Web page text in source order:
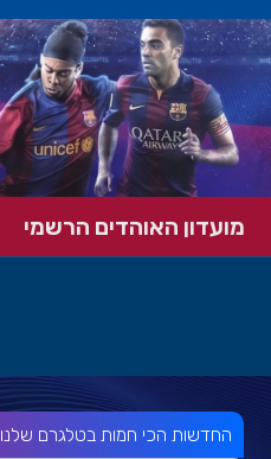
מועדון האוהדים הרשמי
החדשות הכי חמות בטלגרם שלנו